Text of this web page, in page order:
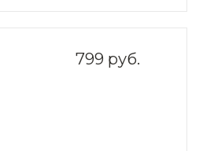
799 руб.